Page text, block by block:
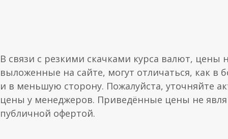
В связи с резкими скачками курса валют, цены
выложенные на сайте, могут отличаться, как в
и в меньшую сторону. Пожалуйста, уточняйте
цены у менеджеров. Приведённые цены не
публичной офертой.